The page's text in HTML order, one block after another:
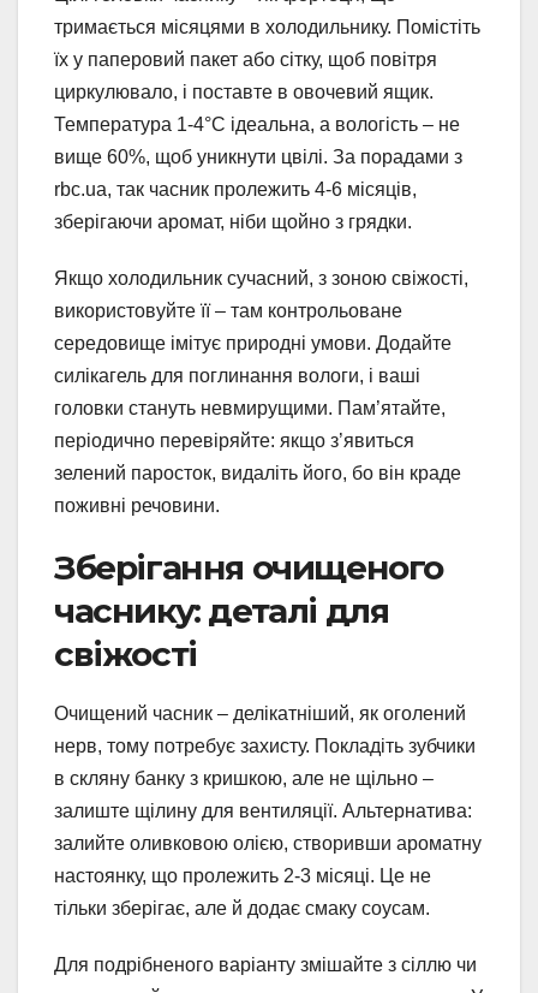
тримається місяцями в холодильнику. Помістіть
їх у паперовий пакет або сітку, щоб повітря
циркулювало, і поставте в овочевий ящик.
Температура 1-4°C ідеальна, а вологість – не
вище 60%, щоб уникнути цвілі. За порадами з
rbc.ua, так часник пролежить 4-6 місяців,
зберігаючи аромат, ніби щойно з грядки.
Якщо холодильник сучасний, з зоною свіжості,
використовуйте її – там контрольоване
середовище імітує природні умови. Додайте
силікагель для поглинання вологи, і ваші
головки стануть невмирущими. Пам’ятайте,
періодично перевіряйте: якщо з’явиться
зелений паросток, видаліть його, бо він краде
поживні речовини.
Зберігання очищеного
часнику: деталі для
свіжості
Очищений часник – делікатніший, як оголений
нерв, тому потребує захисту. Покладіть зубчики
в скляну банку з кришкою, але не щільно –
залиште щілину для вентиляції. Альтернатива:
залийте оливковою олією, створивши ароматну
настоянку, що пролежить 2-3 місяці. Це не
тільки зберігає, але й додає смаку соусам.
Для подрібненого варіанту змішайте з сіллю чи